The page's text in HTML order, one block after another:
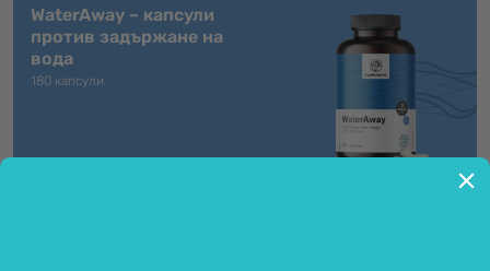
WaterAway – капсули
против задържане на
вода
180 капсули